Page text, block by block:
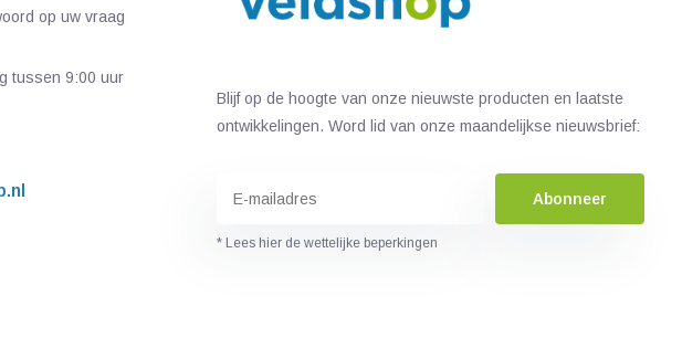
op uw vraag
tussen 9:00 uur
Blijf op de hoogte van onze nieuwste producten en laatste
ontwikkelingen. Word lid van onze maandelijkse nieuwsbrief:
Abonneer
* Lees hier de wettelijke beperkingen